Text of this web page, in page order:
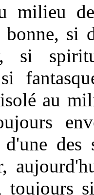
milieu
si
si
au
d'une
toujours